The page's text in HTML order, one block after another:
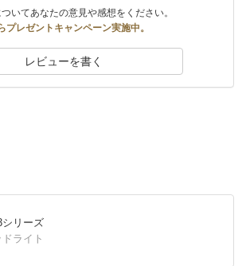
いてあなたの意見や感想をください。
プレゼントキャンペーン実施中。
レビューを書く
シリーズ
ライト